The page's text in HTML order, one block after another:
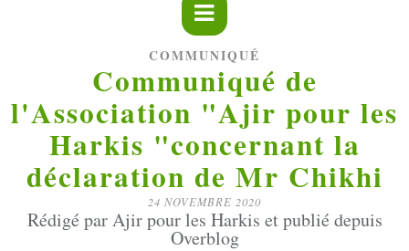
COMMUNIQUÉ
Communiqué de
l'Association "Ajir pour les
Harkis "concernant la
déclaration de Mr Chikhi
24 NOVEMBRE 2020
Rédigé par Ajir pour les Harkis et publié depuis
Overblog